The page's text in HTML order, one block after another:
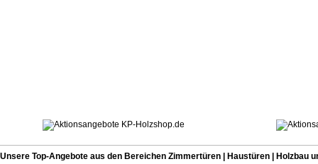
Unsere Top-Angebote aus den Bereichen Zimmertüren | Haustüren | Holzbau